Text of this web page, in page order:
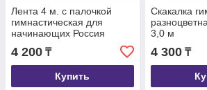
Лента 4 м. с палочкой
гимнастическая для
начинающих Россия
4 200 ₸
Купить
Скакалка
3,0 м
4 300₸